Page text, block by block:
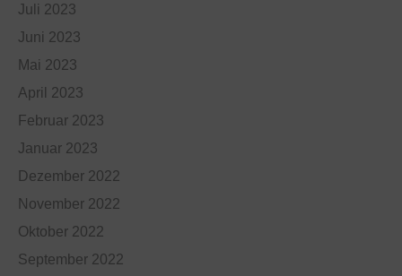
Juli 2023
Juni 2023
Mai 2023
April 2023
Februar 2023
Januar 2023
Dezember 2022
November 2022
Oktober 2022
September 2022